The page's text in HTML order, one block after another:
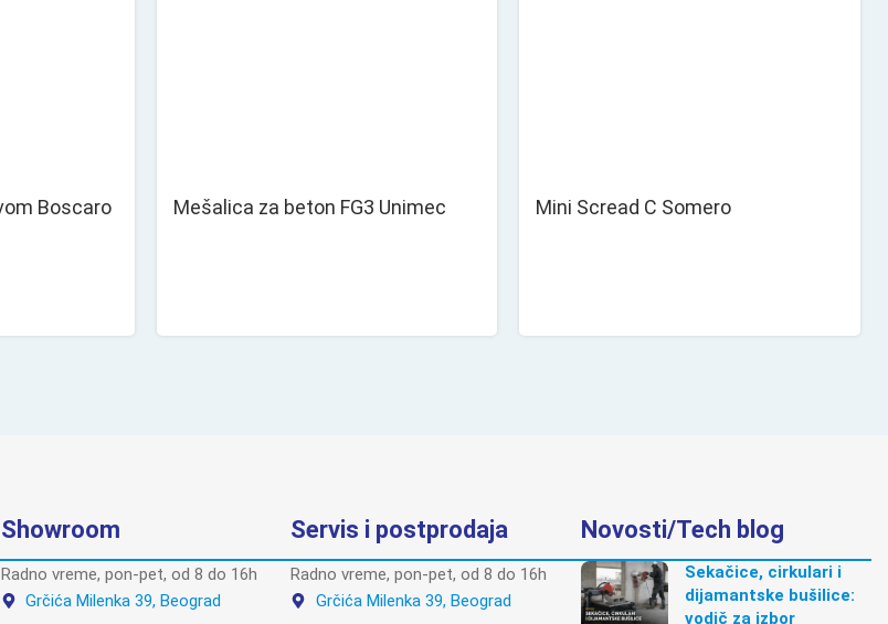
Boscaro Mešalica za beton FG3 Unimec Mini Scread C Somero
Showroom
Radno vreme, pon-pet, od 8 do 16h
Grčića Milenka 39, Beograd
Servis i postprodaja
Radno vreme, pon-pet, od 8 do 16h
Grčića Milenka 39, Beograd
Novosti/Tech blog
Sekačice, cirkulari i
dijamantske bušilice:
vodič za izbor